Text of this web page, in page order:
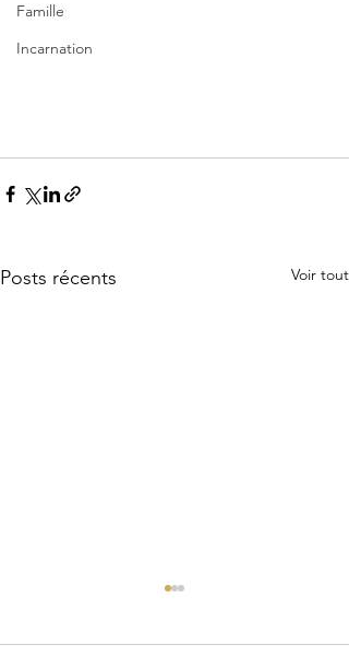
Famille
Incarnation
Posts récents Voir tout